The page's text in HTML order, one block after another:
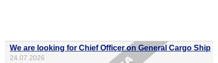
We are looking for Chief Officer on General Cargo Ship
24.07.2026